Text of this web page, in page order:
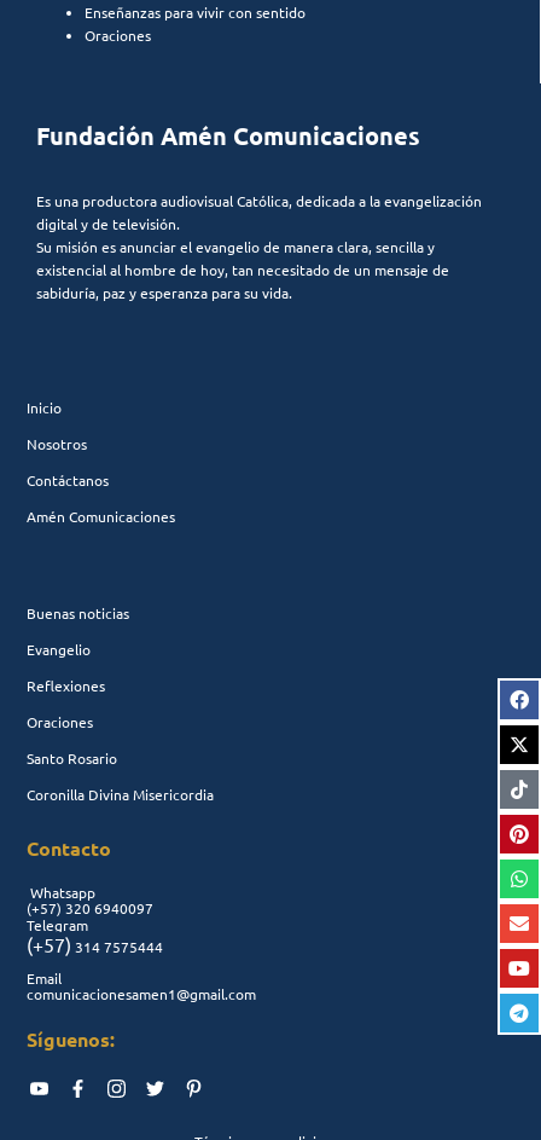
Enseñanzas para vivir con sentido
Oraciones
Fundación Amén Comunicaciones
Es una productora audiovisual Católica, dedicada a la evangelización
digital y de televisión.
Su misión es anunciar el evangelio de manera clara, sencilla y
existencial al hombre de hoy, tan necesitado de un mensaje de
sabiduría, paz y esperanza para su vida.
Inicio
Nosotros
Contáctanos
Amén Comunicaciones
Buenas noticias
Evangelio
Reflexiones
Oraciones
Santo Rosario
Coronilla Divina Misericordia
Contacto
Whatsapp
(+57) 320 6940097
Telegram
(+57) 314 7575444
Email
comunicacionesamen1@gmail.com
Síguenos: